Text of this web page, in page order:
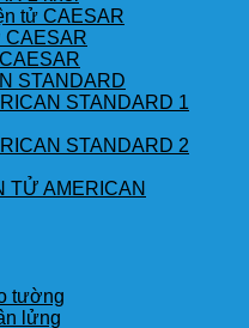
tử CAESAR
CAESAR
STANDARD
STANDARD 1
STANDARD 2
TỬ AMERICAN
tường
lửng